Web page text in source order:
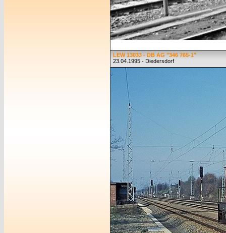
LEW 13033 - DB AG "346 765-1"
23.04.1995 - Diedersdorf